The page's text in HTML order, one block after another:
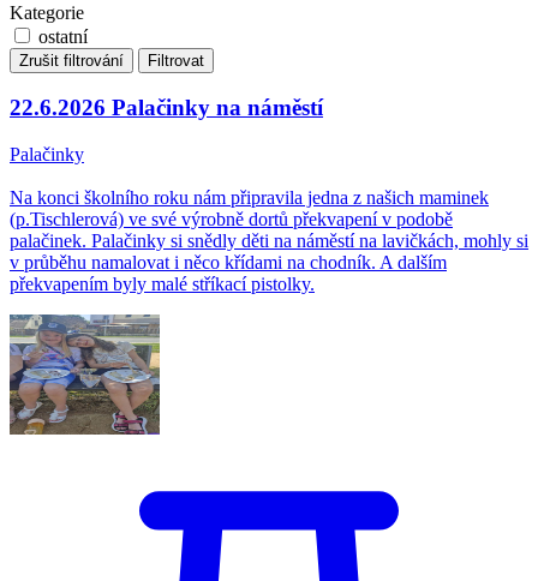
Kategorie
ostatní
Zrušit filtrování Filtrovat
22.6.2026 Palačinky na náměstí
Palačinky
Na konci školního roku nám připravila jedna z našich maminek
(p.Tischlerová) ve své výrobně dortů překvapení v podobě
palačinek. Palačinky si snědly děti na náměstí na lavičkách, mohly si
v průběhu namalovat i něco křídami na chodník. A dalším
překvapením byly malé stříkací pistolky.